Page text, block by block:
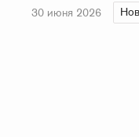
30 июня 2026